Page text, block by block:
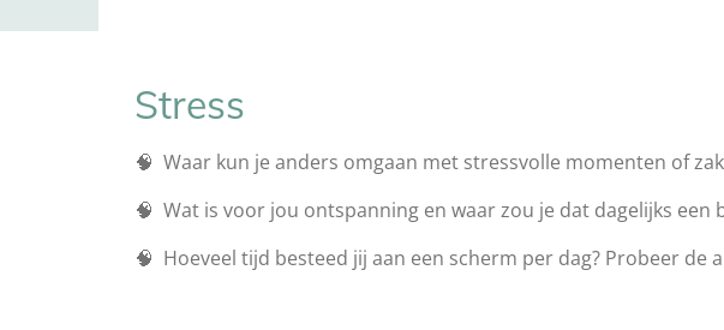
Stress
🧠 Waar kun je anders omgaan met stressvolle momenten of
🧠 Wat is voor jou ontspanning en waar zou je dat dagelijks een
🧠 Hoeveel tijd besteed jij aan een scherm per dag? Probeer